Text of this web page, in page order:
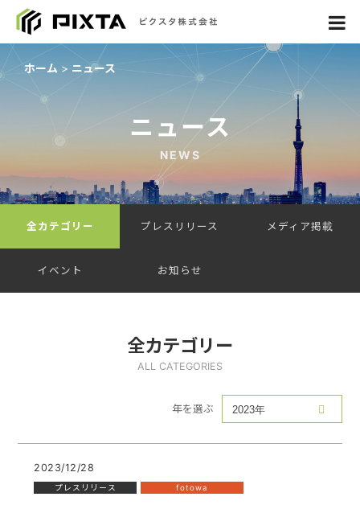
ホーム ニュース
ニュース
NEWS
全カテゴリー プレスリリース メディア掲載
イベント お知らせ
全カテゴリー
ALL CATEGORIES
年を選ぶ
2023/12/28
プレスリリース fotowa